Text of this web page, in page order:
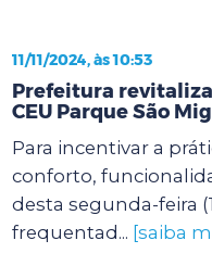
11/11/2024, às 10:53
Prefeitura
CEU Parque São
Para incentivar a
conforto,
desta segunda-feira
frequentad... [saiba